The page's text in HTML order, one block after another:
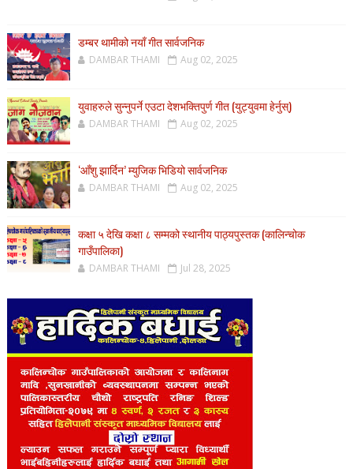
डम्बर थामीको नयाँ गीत सार्वजनिक
DAMBAR THAMI Aug 02, 2025
युवाहरुले सुन्नुपर्ने एउटा देशभक्तिपुर्ण गीत (युट्युवमा हेर्नुस्)
DAMBAR THAMI Aug 02, 2025
‘आँशु झार्दिन’ म्युजिक भिडियो सार्वजनिक
DAMBAR THAMI Aug 02, 2025
कक्षा ५ देखि कक्षा ८ सम्मको स्थानीय पाठ्यपुस्तक (कालिन्चोक
गाउँपालिका)
DAMBAR THAMI Jul 28, 2025